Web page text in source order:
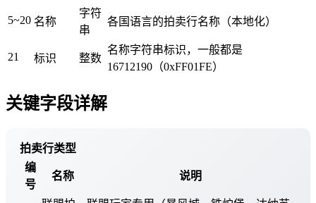
5~20 名称
字符
串
各国语言的拍卖行名称（本地化）
21 标识 整数
名称字符串标识，一般都是
16712190（0xFF01FE）
关键字段详解
拍卖行类型
编
号
名称 说明